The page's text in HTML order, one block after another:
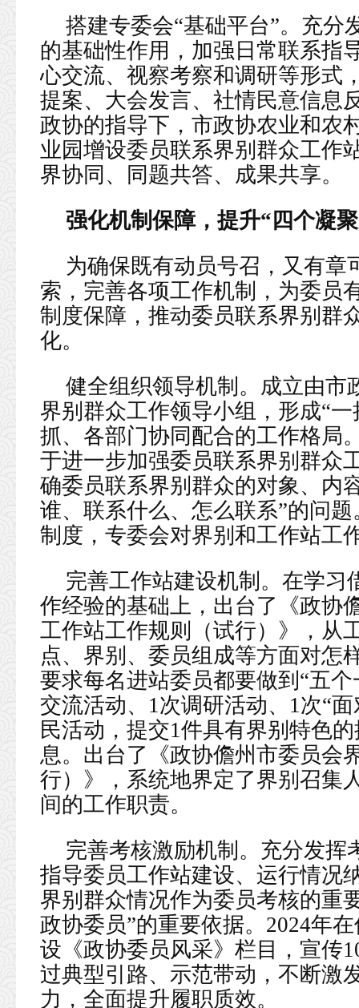
搭建专委会“基础平台”。充分
的基础性作用，加强日常联系指
心交流、视察考察和调研等形式
提案、大会发言、社情民意信息
政协的指导下，市政协农业和农
业园增设委员联系界别群众工作
界协同、同题共答、成果共享。
强化机制保障，提升“四个凝
为确保既有动员号召，又有章
索，完善各项工作机制，为委员
制度保障，推动委员联系界别群
化。
健全组织领导机制。成立由市
界别群众工作领导小组，形成“
抓、各部门协同配合的工作格局
于进一步加强委员联系界别群众
确委员联系界别群众的对象、内
谁、联系什么、怎么联系”的问
制度，专委会对界别和工作站工
完善工作站建设机制。在学习
作经验的基础上，出台了《政协
工作站工作规则（试行）》，从
点、界别、委员组成等方面对怎
要求每名进站委员都要做到“五
交流活动、1次调研活动、1次“
民活动，提交1件具有界别特色
息。出台了《政协儋州市委员会
行）》，系统地界定了界别召集
间的工作职责。
完善考核激励机制。充分发挥
指导委员工作站建设、运行情况
界别群众情况作为委员考核的重
政协委员”的重要依据。2024年
设《政协委员风采》栏目，宣传
过典型引路、示范带动，不断激
力，全面提升履职质效。